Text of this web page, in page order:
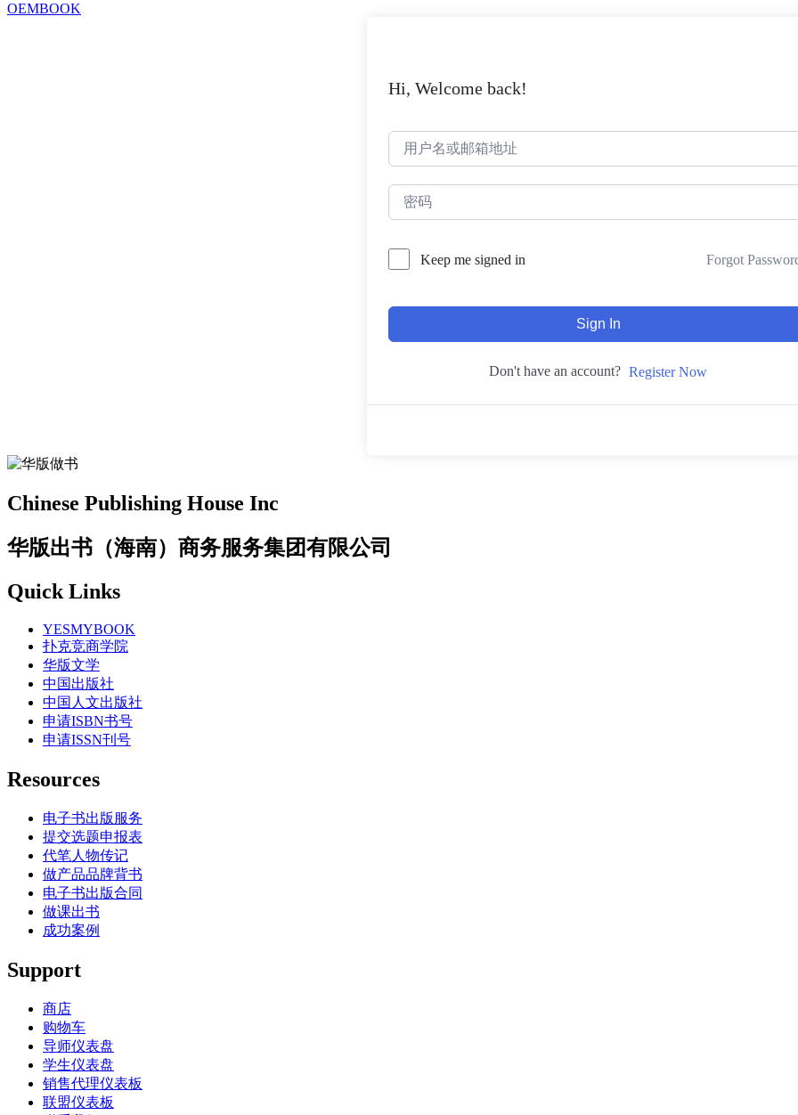
OEMBOOK
Hi, Welcome back!
Keep me signed in Forgot
Sign In
Don't have an account? Register Now
Chinese Publishing House Inc
华版出书（海南）商务服务集团有限公司
Quick Links
YESMYBOOK
扑克竞商学院
华版文学
中国出版社
中国人文出版社
申请ISBN书号
申请ISSN刊号
Resources
电子书出版服务
提交选题申报表
代笔人物传记
做产品品牌背书
电子书出版合同
做课出书
成功案例
Support
商店
购物车
导师仪表盘
学生仪表盘
销售代理仪表板
联盟仪表板